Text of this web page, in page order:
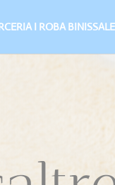
I ROBA